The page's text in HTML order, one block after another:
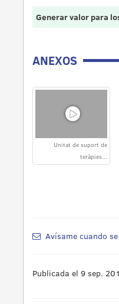
Generar valor para
ANEXOS
Unitat de suport de
teràpies...
Avísame cuando
Publicada el 9 sep.